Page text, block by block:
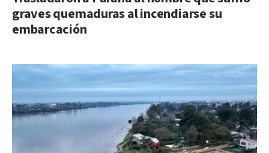
graves quemaduras al incendiarse su
embarcación